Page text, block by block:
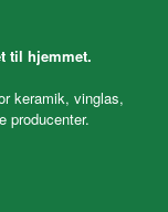
til hjemmet.
keramik, vinglas,
producenter.